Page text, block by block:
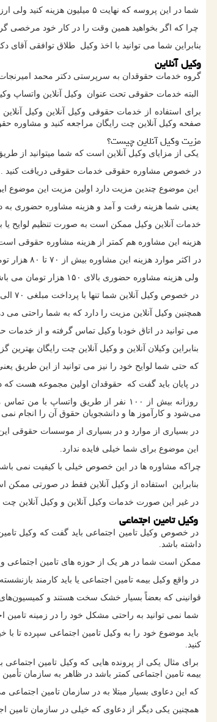
شما در این پروسه که نهایت ۵ میلیون هزینه کنید ولی ارزش دارد.
چرا که اگر بخواهید همین وقت را در کار خود مرخصی
بنابراین شما می توانید با اخذ وکیل طلاق توافقی
وکیل آنلاین
گروه خدمات حقوقدان به سرپرستی دکتر محمد
البته خدمات حقوقی تحت عنوان وکیل آنلاین واتساپ
برای استفاده از خدمات حقوقی وکیل آنلاین وکیل
صفحه وکیل آنلاین چت رایگان مراجعه کنید و مشاوره
مزیت وکیل آنلاین چیست؟
یکی از مزایای وکیل آنلاین است که شما میتوانید از
در خصوص مشاوره حقوقی خدمات حقوقی دریافت کنید
این موضوع چندین مزیت دارد اولین مزیت این موضوع
یعنی شما هزینه رفت و آمد و هزینه مشاوره حضوری به
خدمات آنلاین وکیل ممکن است به صورت تنظیم لوایح
هزینه این مشاوره هم کمتر از هزینه مشاوره حقوقی
در اکثر موارد هزینه این مشاوره بیش از ۷۰ تا ۸۰ هزار تومان می شود.
ولی هزینه مشاوره حضوری بالای ۱۵۰ هزار تومان می باشد که اگر شما با احتساب هزینه رفت و آمد بخواهید مشاوره حقوقی داشته باشید بیش از دویست و پنجاه هزار تومان باید هزینه برای مشاوره آنلاین پرداخت کنید.
در خصوص وکیل آنلاین شما تنها با پرداخت مبلغی ۷۰ الی ۸۰ هزار تومان نهایتاً می توانید مشکل خود را حل کنید و اگر لوایحی خواستید برای شما تنظیم و ارسال میگردد.
همچنین وکیل آنلاین مزیت را دارد که به شما راحتی
می توانید در اتاق خودبا وکیل تماس گرفته و از
بنابراین وکیلان آنلاین و وکیل آنلاین چت رایگان
که حتی شما لوایح خود را نیز می توانید از این طریق
در پایان باید گفت که حقوقدان اولین مجموعه هست که
روزانه بیش از ۱۰۰ نفر از طریق
می‌شود و کارآموز ها و دانشجویان حقوق آن را انجام نمی
در بسیاری از موارد و در بسیاری از موسسات حقوقی
این موضوع برای شما خیلی فایده ندارد.
چراکه مشاوره ها در این خصوص خیلی با کیفیت نمی
بنابراین استفاده از وکیل آنلاین فقط در صورتی
در غیر این صورت خدمات وکیل آنلاین و وکیل آنلاین چت
وکیل تامین اجتماعی
در خصوص وکیل تامین اجتماعی باید گفت که وکیل
داشته باشد.
ممکن است شما در هر یک از حوزه های تامین
در واقع وکیل بیمه تامین اجتماعی یا باید کارمند
قوانینی که بعضاً بسیار خشک سخت هستند و
شما نمی توانید به راحتی مشکل خود را در زمینه
باید موضوع خود را به وکیل تامین اجتماعی سپرده تا
کنید.
برای مثال یکی از پرونده هایی که وکیل تامین
بیمه تامین اجتماعی کمتر باشد در ظاهر به سازمان
که این دعاوی بسیار مبتلا به در سازمان تامین اجتماعی
همچنین یکی دیگر از دعاوی که خیلی در سازمان تامین